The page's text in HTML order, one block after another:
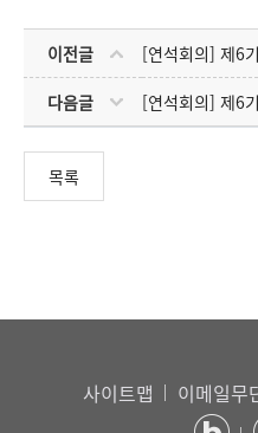
이전글
다음글
목록
사이트맵 이메일무